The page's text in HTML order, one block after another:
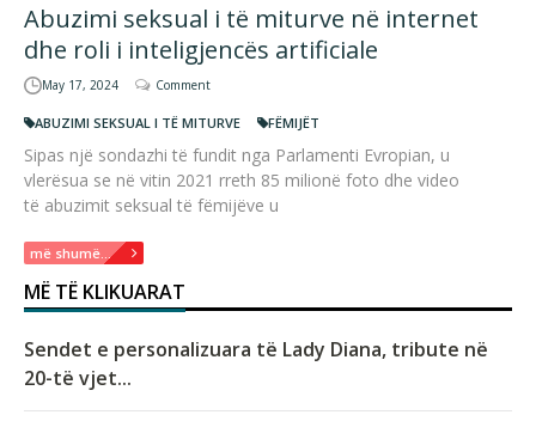
Abuzimi seksual i të miturve në internet
dhe roli i inteligjencës artificiale
May 17, 2024 Comment
ABUZIMI SEKSUAL I TË MITURVE FËMIJËT
Sipas një sondazhi të fundit nga Parlamenti Evropian, u
vlerësua se në vitin 2021 rreth 85 milionë foto dhe video
të abuzimit seksual të fëmijëve u
më shumë...
MË TË KLIKUARAT
Sendet e personalizuara të Lady Diana, tribute në
20-të vjet...